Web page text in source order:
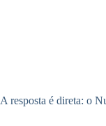
A resposta é direta: o